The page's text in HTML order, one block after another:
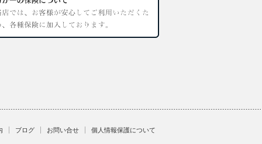
ブログ お問い合せ 個人情報保護について